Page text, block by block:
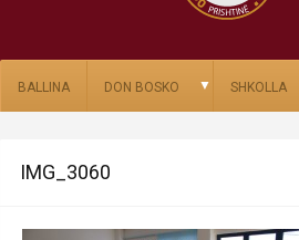
BALLINA DON BOSKO ▼ SHKOLLA
IMG_3060